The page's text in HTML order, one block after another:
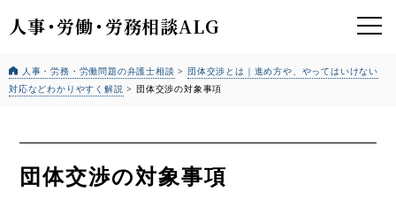
人事・労働・労務相談ALG
人事・労務・労働問題の弁護士相談 >
団体交渉とは｜進め方や、やってはいけない
対応などわかりやすく解説 > 団体交渉の対象事項
団体交渉の対象事項